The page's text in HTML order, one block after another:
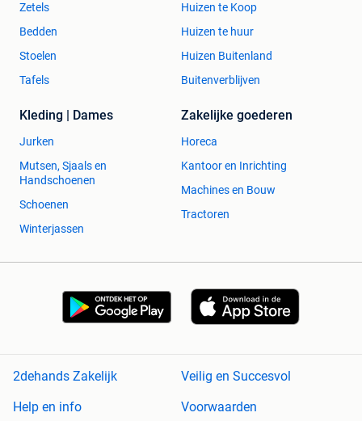
Zetels
Bedden
Stoelen
Tafels
Huizen te Koop
Huizen te huur
Huizen Buitenland
Buitenverblijven
Kleding | Dames
Jurken
Mutsen, Sjaals en
Handschoenen
Schoenen
Winterjassen
Zakelijke goederen
Horeca
Kantoor en Inrichting
Machines en Bouw
Tractoren
2dehands Zakelijk
Veilig en Succesvol
Help en info
Voorwaarden